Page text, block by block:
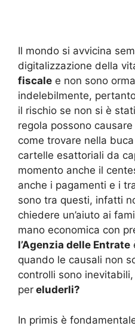
Il mondo si avvicina
digitalizzazione della
fiscale e non sono
indelebilmente,
il rischio se non si è
regola possono
come trovare nella
cartelle esattoriali da
momento anche il
anche i pagamenti e i
sono tra questi, infatti
chiedere un’aiuto ai
mano economica con
l’Agenzia delle Entrate
quando le causali non
controlli sono
per eluderli?
In primis è